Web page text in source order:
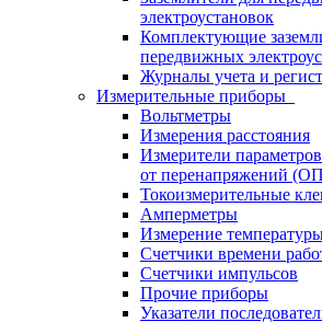
электроустановок
Комплектующие
передвижных
Журналы учета и
Измерительные приборы
Вольтметры
Измерения расстояния
Измерители
от перенапряжений
Токоизмерительные
Амперметры
Измерение
Счетчики времени
Счетчики импульсов
Прочие приборы
Указатели